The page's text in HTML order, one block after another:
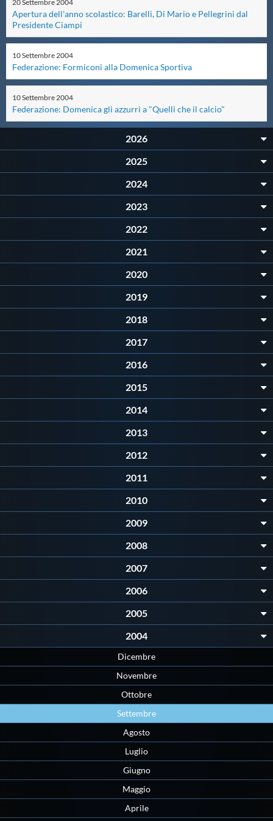
Master
Formazione
GUG
Propaganda
Protezione Civile
Privacy
Flash News
Videogallery
Intranet
20Settembre2004
Apertura dell'anno scolastico: Barelli, Di Mario e Pellegrini dal
Presidente Ciampi
10Settembre2004
Federazione: Formiconi alla Domenica Sportiva
10Settembre2004
Federazione: Domenica gli azzurri a "Quelli che il calcio"
2026
2025
2024
2023
2022
2021
2020
2019
2018
2017
2016
2015
2014
2013
2012
2011
2010
2009
2008
2007
2006
2005
2004
Dicembre
Novembre
Ottobre
Settembre
Agosto
Luglio
Giugno
Maggio
Aprile